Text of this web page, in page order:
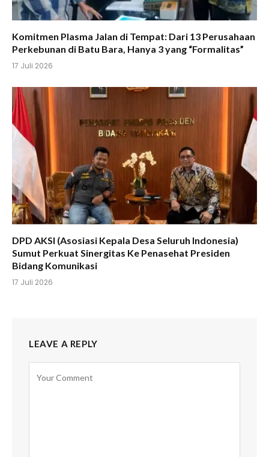
Komitmen Plasma Jalan di Tempat: Dari 13 Perusahaan
Perkebunan di Batu Bara, Hanya 3 yang “Formalitas”
17 Juli 2026
DPD AKSI (Asosiasi Kepala Desa Seluruh Indonesia)
Sumut Perkuat Sinergitas Ke Penasehat Presiden
Bidang Komunikasi
17 Juli 2026
LEAVE A REPLY